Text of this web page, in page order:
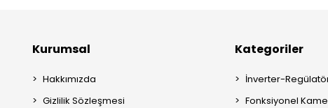
Kurumsal
Hakkımızda
Gizlilik Sözleşmesi
Kategoriler
İnverter-
Fonksiyonel